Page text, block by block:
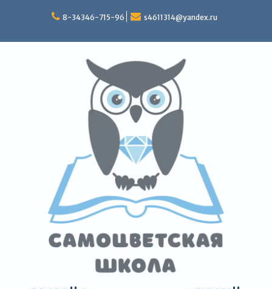
8-34346-715-96 s4611314@yandex.ru